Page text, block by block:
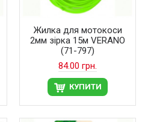
Жилка для мотокоси
2мм зірка 15м VERANO
(71-797)
84.00 грн.
КУПИТИ